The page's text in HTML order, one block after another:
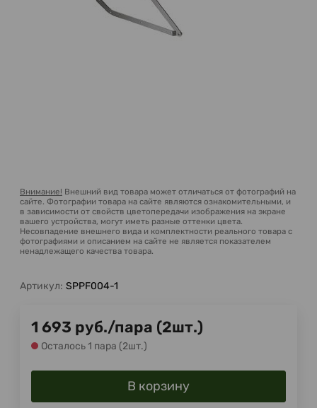
Внимание! Внешний вид товара может отличаться от фотографий на
сайте. Фотографии товара на сайте являются ознакомительными, и
в зависимости от свойств цветопередачи изображения на экране
вашего устройства, могут иметь разные оттенки цвета.
Несовпадение внешнего вида и комплектности реального товара с
фотографиями и описанием на сайте не является показателем
ненадлежащего качества товара.
Артикул: SPPF004-1
1 693 руб./пара (2шт.)
Осталось 1 пара (2шт.)
В корзину